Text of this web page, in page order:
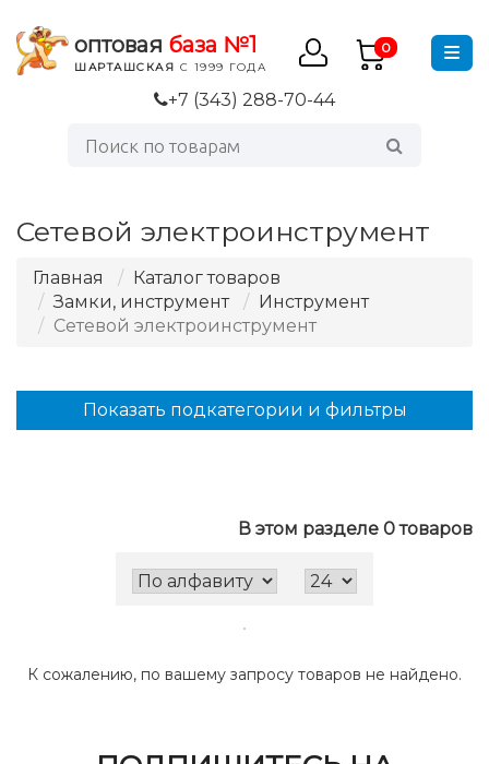
оптовая база №1
ШАРТАШСКАЯ С 1999 ГОДА
0
+7 (343) 288-70-44
Сетевой электроинструмент
Главная
Каталог товаров
Замки, инструмент
Инструмент
Сетевой электроинструмент
В этом разделе 0 товаров
К сожалению, по вашему запросу товаров не найдено.
Показать подкатегории и фильтры